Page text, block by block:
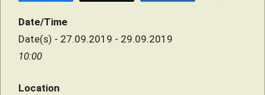
Date/Time
Date(s) - 27.09.2019 - 29.09.2019
10:00
Location